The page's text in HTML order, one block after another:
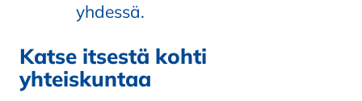
yhdessä.
Katse itsestä kohti
yhteiskuntaa